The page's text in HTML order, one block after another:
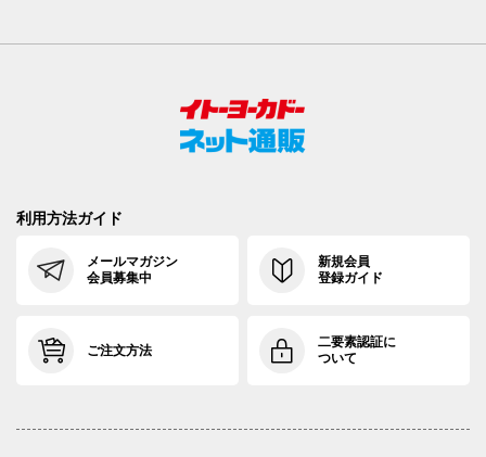
利用方法ガイド
メールマガジン
会員募集中
新規会員
登録ガイド
ご注文方法
二要素認証に
ついて